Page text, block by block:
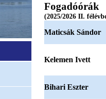
Fogadóórák
(2025/2026 II.
Maticsák Sándor
Kelemen Ivett
Bihari Eszter